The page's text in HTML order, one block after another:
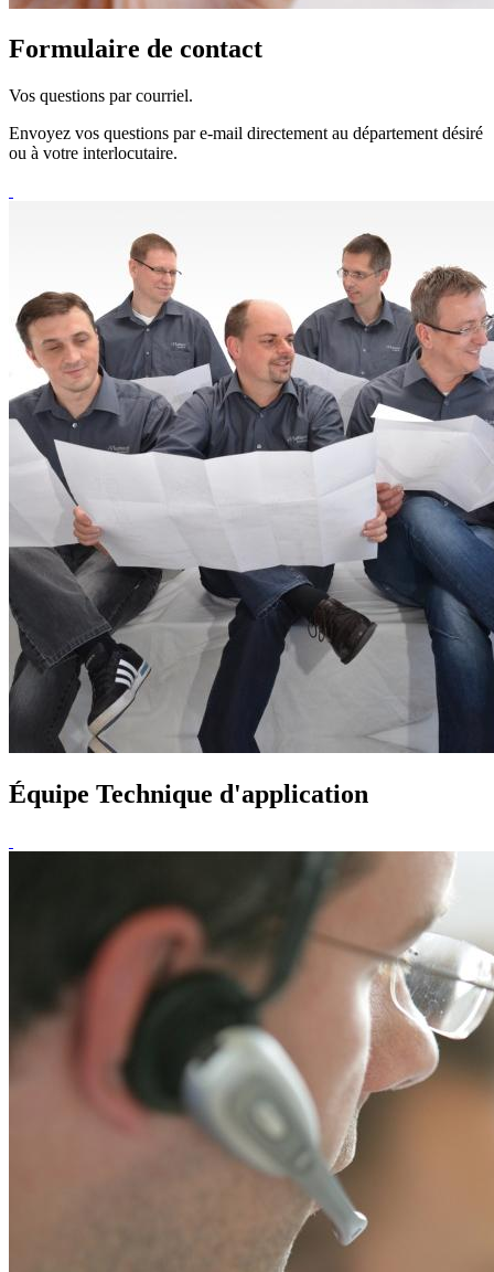
Formulaire de contact
Vos questions par courriel.
Envoyez vos questions par e-mail directement au département désiré
ou à votre interlocutaire.
Équipe Technique d'application